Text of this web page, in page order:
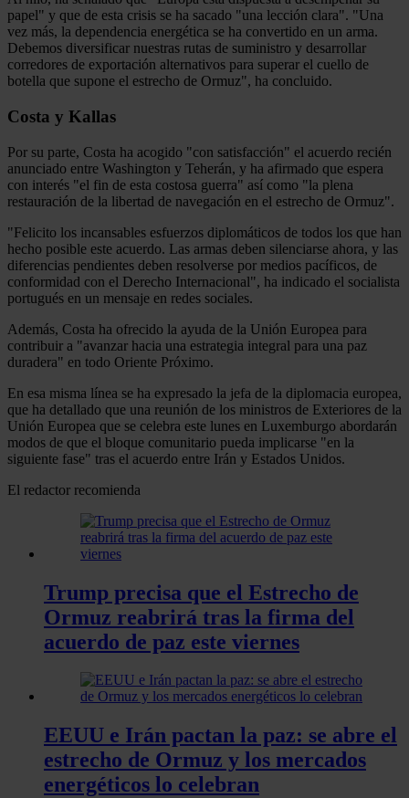
papel" y que de esta crisis se ha sacado "una lección clara". "Una
vez más, la dependencia energética se ha convertido en un arma.
Debemos diversificar nuestras rutas de suministro y desarrollar
corredores de exportación alternativos para superar el cuello de
botella que supone el estrecho de Ormuz", ha concluido.
Costa y Kallas
Por su parte, Costa ha acogido "con satisfacción" el acuerdo recién
anunciado entre Washington y Teherán, y ha afirmado que espera
con interés "el fin de esta costosa guerra" así como "la plena
restauración de la libertad de navegación en el estrecho de Ormuz".
"Felicito los incansables esfuerzos diplomáticos de todos los que han
hecho posible este acuerdo. Las armas deben silenciarse ahora, y las
diferencias pendientes deben resolverse por medios pacíficos, de
conformidad con el Derecho Internacional", ha indicado el socialista
portugués en un mensaje en redes sociales.
Además, Costa ha ofrecido la ayuda de la Unión Europea para
contribuir a "avanzar hacia una estrategia integral para una paz
duradera" en todo Oriente Próximo.
En esa misma línea se ha expresado la jefa de la diplomacia europea,
que ha detallado que una reunión de los ministros de Exteriores de la
Unión Europea que se celebra este lunes en Luxemburgo abordarán
modos de que el bloque comunitario pueda implicarse "en la
siguiente fase" tras el acuerdo entre Irán y Estados Unidos.
El redactor recomienda
Trump precisa que el Estrecho de
Ormuz reabrirá tras la firma del
acuerdo de paz este viernes
EEUU e Irán pactan la paz: se abre el
estrecho de Ormuz y los mercados
energéticos lo celebran